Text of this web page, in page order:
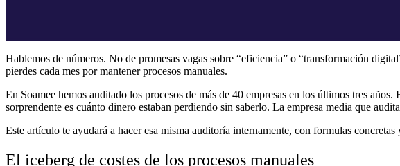
Hablemos de números. No de promesas vagas sobre “eficiencia” o “transformación
pierdes cada mes por mantener procesos manuales.
En Soamee hemos auditado los procesos de más de 40 empresas en los últimos tres
sorprendente es cuánto dinero estaban perdiendo sin saberlo. La empresa media que
Este artículo te ayudará a hacer esa misma auditoría internamente, con formulas
El iceberg de costes de los procesos manuales